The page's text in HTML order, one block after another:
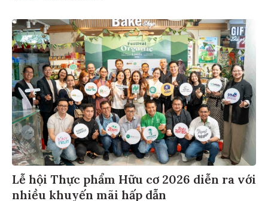
Lễ hội Thực phẩm Hữu cơ 2026 diễn ra với
nhiều khuyến mãi hấp dẫn